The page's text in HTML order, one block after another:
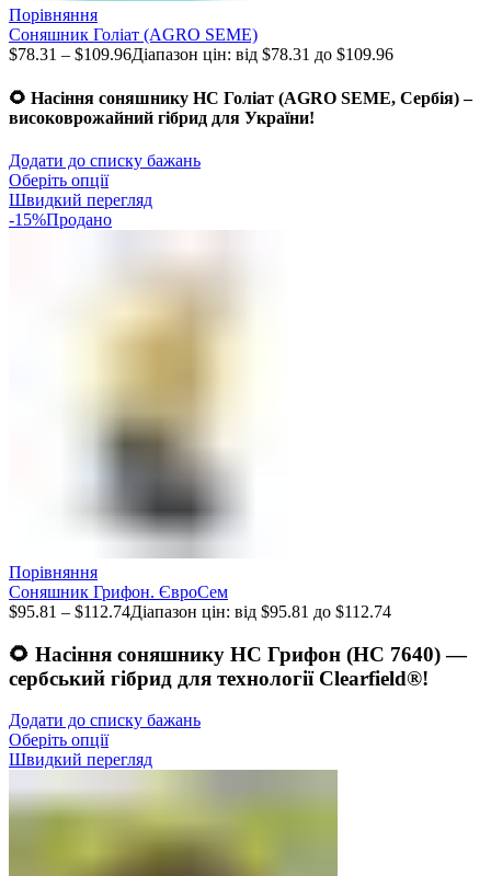
Порівняння
Соняшник Голіат (AGRO SEME)
$78.31 – $109.96Діапазон цін: від $78.31 до $109.96
🌻 Насіння соняшнику НС Голіат (AGRO SEME, Сербія) –
високоврожайний гібрид для України!
Додати до списку бажань
Оберіть опції
Швидкий перегляд
-15%Продано
Порівняння
Соняшник Грифон. ЄвроСем
$95.81 – $112.74Діапазон цін: від $95.81 до $112.74
🌻 Насіння соняшнику НС Грифон (НС 7640) —
сербський гібрид для технології Clearfield®!
Додати до списку бажань
Оберіть опції
Швидкий перегляд